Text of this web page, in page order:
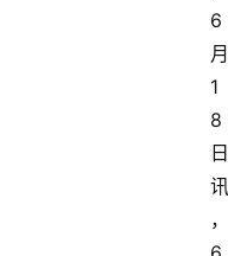
6
月
1
8
日
讯
，